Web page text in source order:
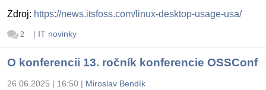
Zdroj: https://news.itsfoss.com/linux-desktop-usage-usa/
2 | IT novinky
O konferencii 13. ročník konferencie OSSConf
26.06.2025 | 16:50 | Miroslav Bendík